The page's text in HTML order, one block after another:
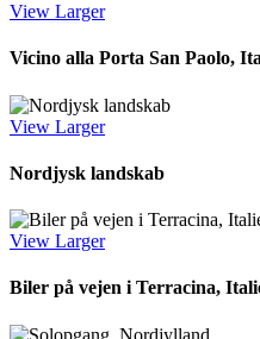
View Larger
Vicino alla Porta San Paolo,
View Larger
Nordjysk landskab
View Larger
Biler på vejen i Terracina,